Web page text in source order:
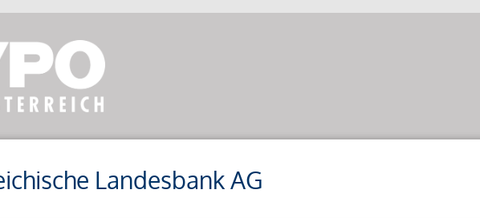
Landesbank AG